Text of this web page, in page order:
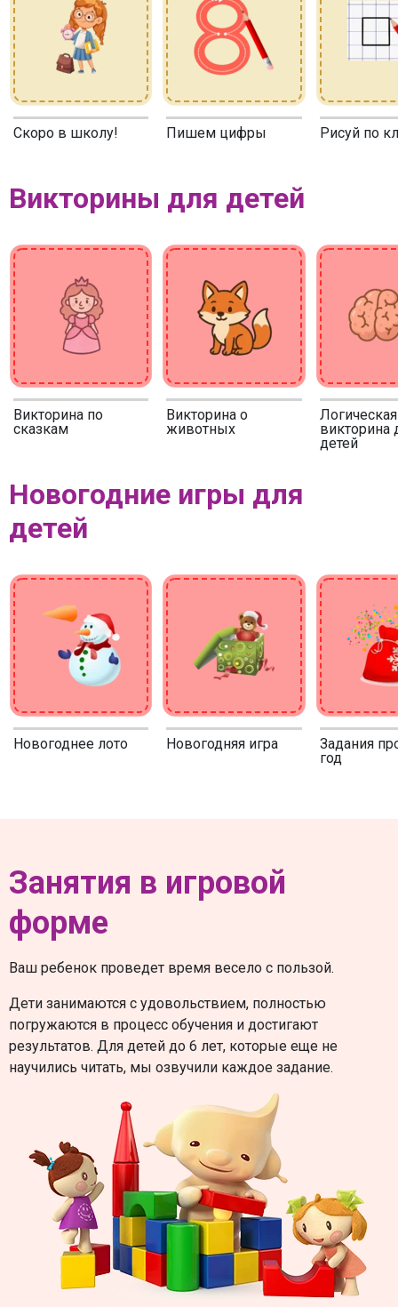
Скоро в школу! Пишем цифры Рисуй по
Викторины для детей
Викторина по
сказкам
Викторина о
животных
Логическая
викторина
детей
Новогодние игры для
детей
Новогоднее лото Новогодняя игра
Задания
год
Занятия в игровой
форме
Ваш ребенок проведет время весело с пользой.
Дети занимаются с удовольствием, полностью
погружаются в процесс обучения и достигают
результатов. Для детей до 6 лет, которые еще не
научились читать, мы озвучили каждое задание.